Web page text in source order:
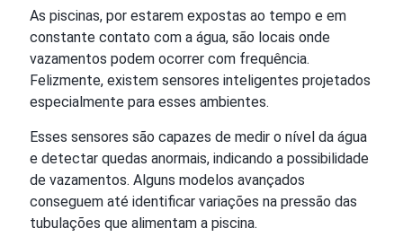
As piscinas, por estarem expostas ao tempo e em
constante contato com a água, são locais onde
vazamentos podem ocorrer com frequência.
Felizmente, existem sensores inteligentes projetados
especialmente para esses ambientes.
Esses sensores são capazes de medir o nível da água
e detectar quedas anormais, indicando a possibilidade
de vazamentos. Alguns modelos avançados
conseguem até identificar variações na pressão das
tubulações que alimentam a piscina.